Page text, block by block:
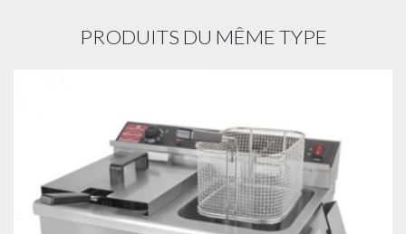
PRODUITS DU MÊME TYPE